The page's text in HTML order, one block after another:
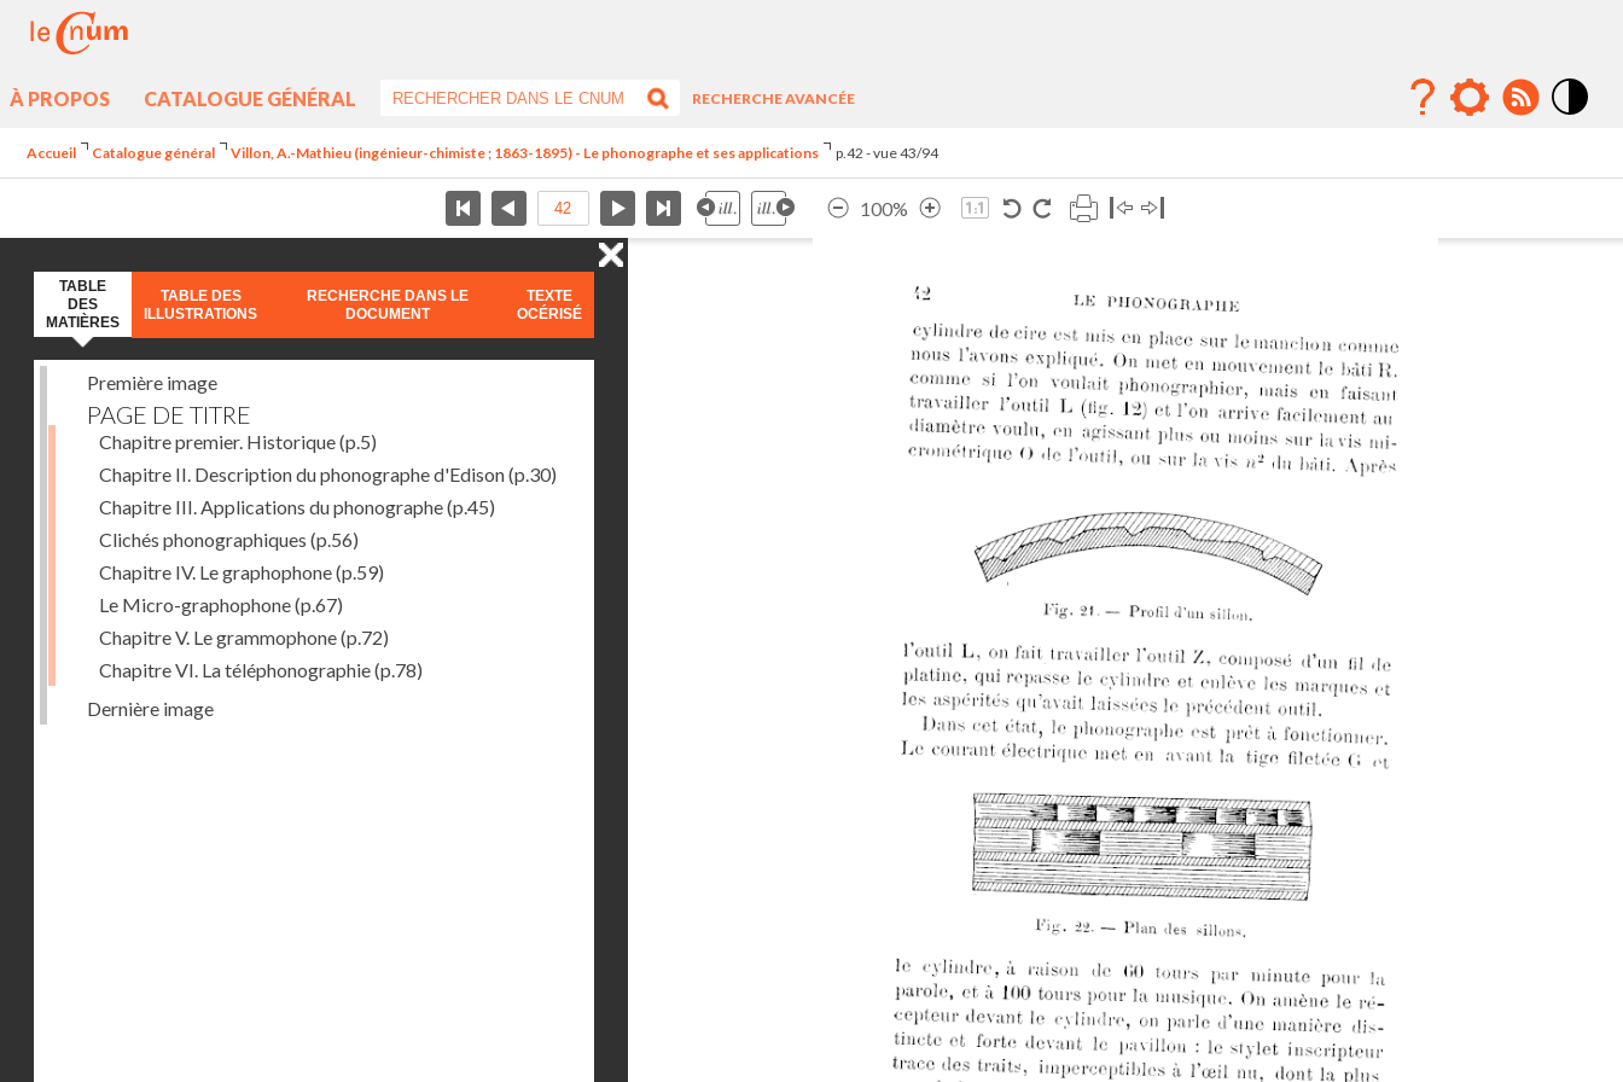
À PROPOS CATALOGUE GÉNÉRAL
RECHERCHE AVANCÉE
Accueil Catalogue général Villon, A.-Mathieu (ingénieur-chimiste ; 1863-1895) - Le phonographe et ses applications p.42 - vue 43/94
100%
TABLE
DES
MATIÈRES
TABLE DES
ILLUSTRATIONS
RECHERCHE DANS LE
DOCUMENT
TEXTE
OCÉRISÉ
Première image
PAGE DE TITRE
Chapitre premier. Historique(p.5)
Chapitre II. Description du phonographe d'Edison(p.30)
Chapitre III. Applications du phonographe(p.45)
Clichés phonographiques (p.56)
Chapitre IV. Le graphophone(p.59)
Le Micro-graphophone(p.67)
Chapitre V. Le grammophone(p.72)
Chapitre VI. La téléphonographie(p.78)
Dernière image